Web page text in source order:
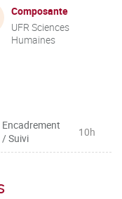
Composante
UFR Sciences
Humaines
Encadrement
/ Suivi
10h